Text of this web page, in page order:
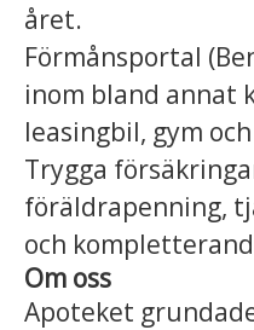
året.
Förmånsportal
inom bland annat
leasingbil, gym
Trygga
föräldrapenning,
och
Om oss
Apoteket